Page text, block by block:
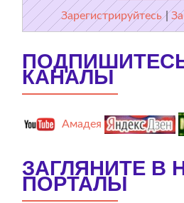
Зарегистрируйтесь |
КАНАЛЫ
Амадея
ЗАГЛЯНИТЕ В
ПОРТАЛЫ